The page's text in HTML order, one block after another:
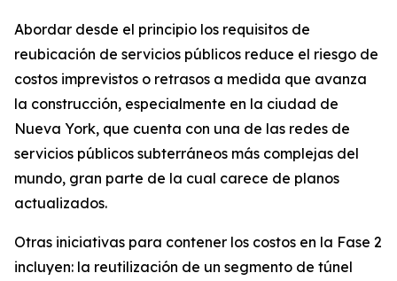
Abordar desde el principio los requisitos de
reubicación de servicios públicos reduce el riesgo de
costos imprevistos o retrasos a medida que avanza
la construcción, especialmente en la ciudad de
Nueva York, que cuenta con una de las redes de
servicios públicos subterráneos más complejas del
mundo, gran parte de la cual carece de planos
actualizados.
Otras iniciativas para contener los costos en la Fase 2
incluyen: la reutilización de un segmento de túnel